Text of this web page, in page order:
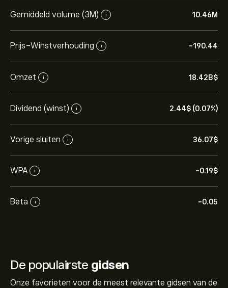
Gemiddeld volume (3M) i 10.46M
Prijs-Winstverhouding i -190.44
Omzet i 18.42B‎$‎
Dividend (winst) i 2.44‎$‎ (0.07%)
Vorige sluiten i 36.07‎$‎
WPA i -0.19‎$‎
Beta i -0.05
De populairste gidsen
Onze favorieten voor de meest relevante gidsen van de